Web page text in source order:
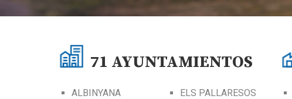
71 AYUNTAMIENTOS
ALBINYANA
ELS PALLARESOS